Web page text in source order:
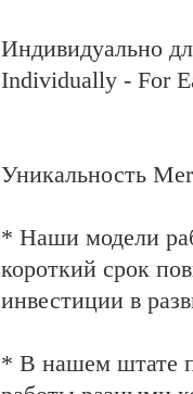
Индивидуально
Individually - For
Уникальность
* Наши модели
короткий срок
инвестиции в
* В нашем штате